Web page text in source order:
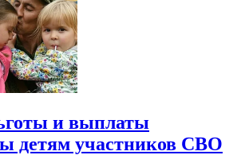
и выплаты
детям участников СВО